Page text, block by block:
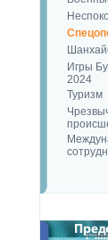
Игры
2024
Туризм